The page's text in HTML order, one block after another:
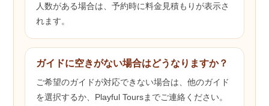
人数がある場合は、予約時に料金見積もりが表示さ
れます。
ガイドに空きがない場合はどうなりますか？
ご希望のガイドが対応できない場合は、他のガイド
を選択するか、Playful Toursまでご連絡ください。